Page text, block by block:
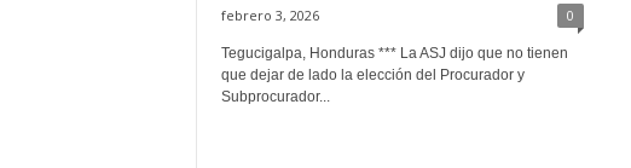
febrero 3, 2026 0
Tegucigalpa, Honduras *** La ASJ dijo que no tienen
que dejar de lado la elección del Procurador y
Subprocurador...